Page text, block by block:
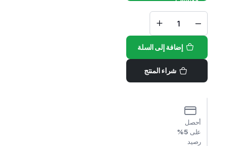
112 $.
99 $.
كريم
Deeper
gel
لتكبير
العضو
الذكري
quantity
إضافة إلى السلة
شراء المنتج
أحصل
على 5%
رصيد